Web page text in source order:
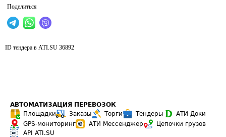
Поделиться
ID тендера в ATI.SU 36892
АВТОМАТИЗАЦИЯ ПЕРЕВОЗОК
Площадки
Заказы Торги Тендеры
АТИ-Доки
GPS-мониторинг
АТИ Мессенджер
Цепочки грузов
API ATI.SU